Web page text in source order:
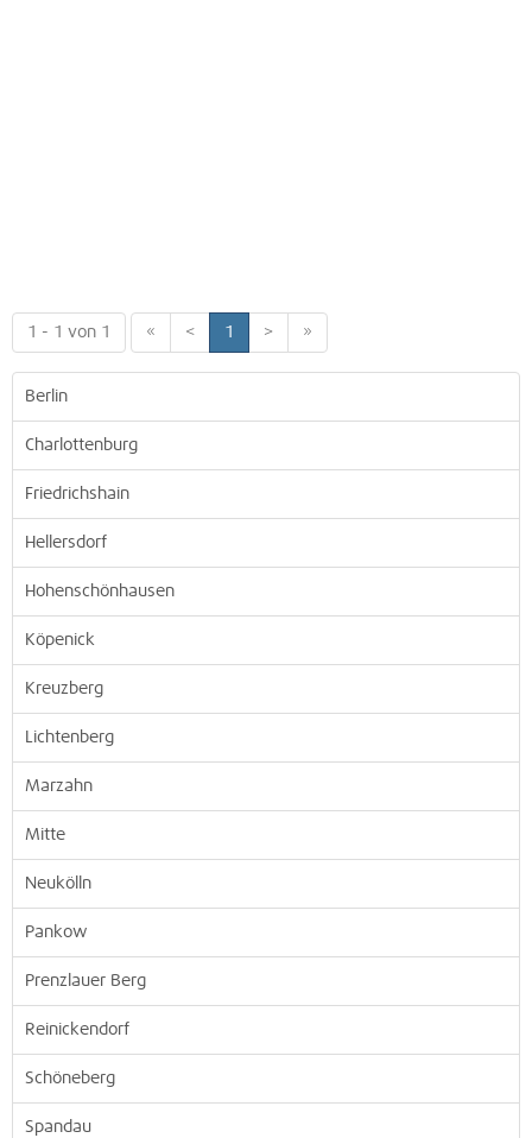
1 - 1 von 1 « < 1 > »
Berlin
Charlottenburg
Friedrichshain
Hellersdorf
Hohenschönhausen
Köpenick
Kreuzberg
Lichtenberg
Marzahn
Mitte
Neukölln
Pankow
Prenzlauer Berg
Reinickendorf
Schöneberg
Spandau